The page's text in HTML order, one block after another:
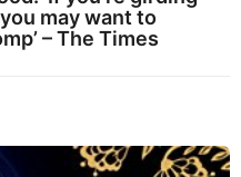
may want to
– The Times